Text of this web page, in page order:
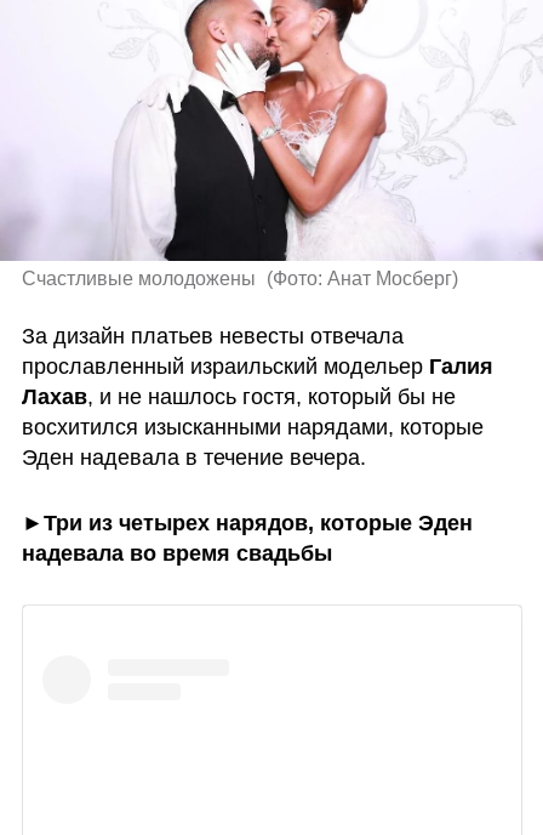
Счастливые молодожены (Фото: Анат Мосберг)
За дизайн платьев невесты отвечала
прославленный израильский модельер Галия
Лахав, и не нашлось гостя, который бы не
восхитился изысканными нарядами, которые
Эден надевала в течение вечера.
►Три из четырех нарядов, которые Эден
надевала во время свадьбы